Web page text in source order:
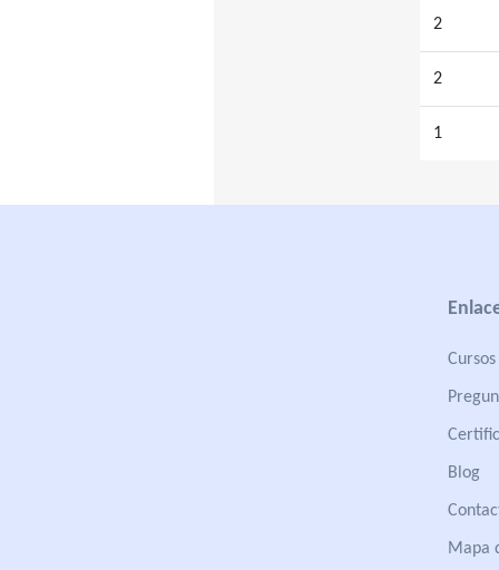
2
2
1
Blog
Mapa